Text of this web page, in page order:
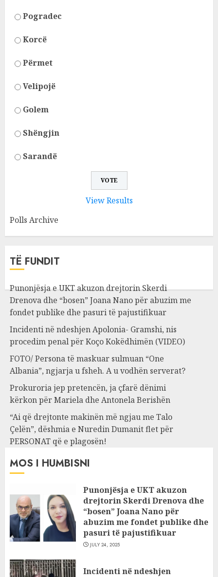
Pogradec
Korcë
Përmet
Velipojë
Golem
Shëngjin
Sarandë
View Results
Polls Archive
TË FUNDIT
Punonjësja e UKT akuzon drejtorin Skerdi
Drenova dhe “bosen” Joana Nano për abuzim me
fondet publike dhe pasuri të pajustifikuar
Incidenti në ndeshjen Apolonia- Gramshi, nis
procedim penal për Koço Kokëdhimën (VIDEO)
FOTO/ Persona të maskuar sulmuan “One
Albania”, ngjarja u fsheh. A u vodhën serverat?
Prokuroria jep pretencën, ja çfarë dënimi
kërkon për Mariela dhe Antonela Berishën
“Ai që drejtonte makinën më ngjau me Talo
Çelën”, dëshmia e Nuredin Dumanit flet për
PERSONAT që e plagosën!
MOS I HUMBISNI
Punonjësja e UKT akuzon
drejtorin Skerdi Drenova dhe
“bosen” Joana Nano për
abuzim me fondet publike dhe
pasuri të pajustifikuar
JULY 24, 2025
Incidenti në ndeshjen